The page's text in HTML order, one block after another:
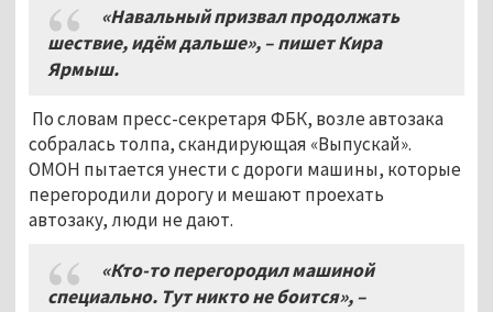
«Навальный призвал продолжать
шествие, идём дальше», – пишет Кира
Ярмыш.
По словам пресс-секретаря ФБК, возле автозака
собралась толпа, скандирующая «Выпускай».
ОМОН пытается унести с дороги машины, которые
перегородили дорогу и мешают проехать
автозаку, люди не дают.
«Кто-то перегородил машиной
специально. Тут никто не боится», –